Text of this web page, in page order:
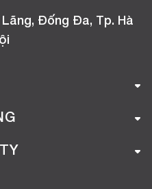
Lãng, Đống Đa, Tp. Hà